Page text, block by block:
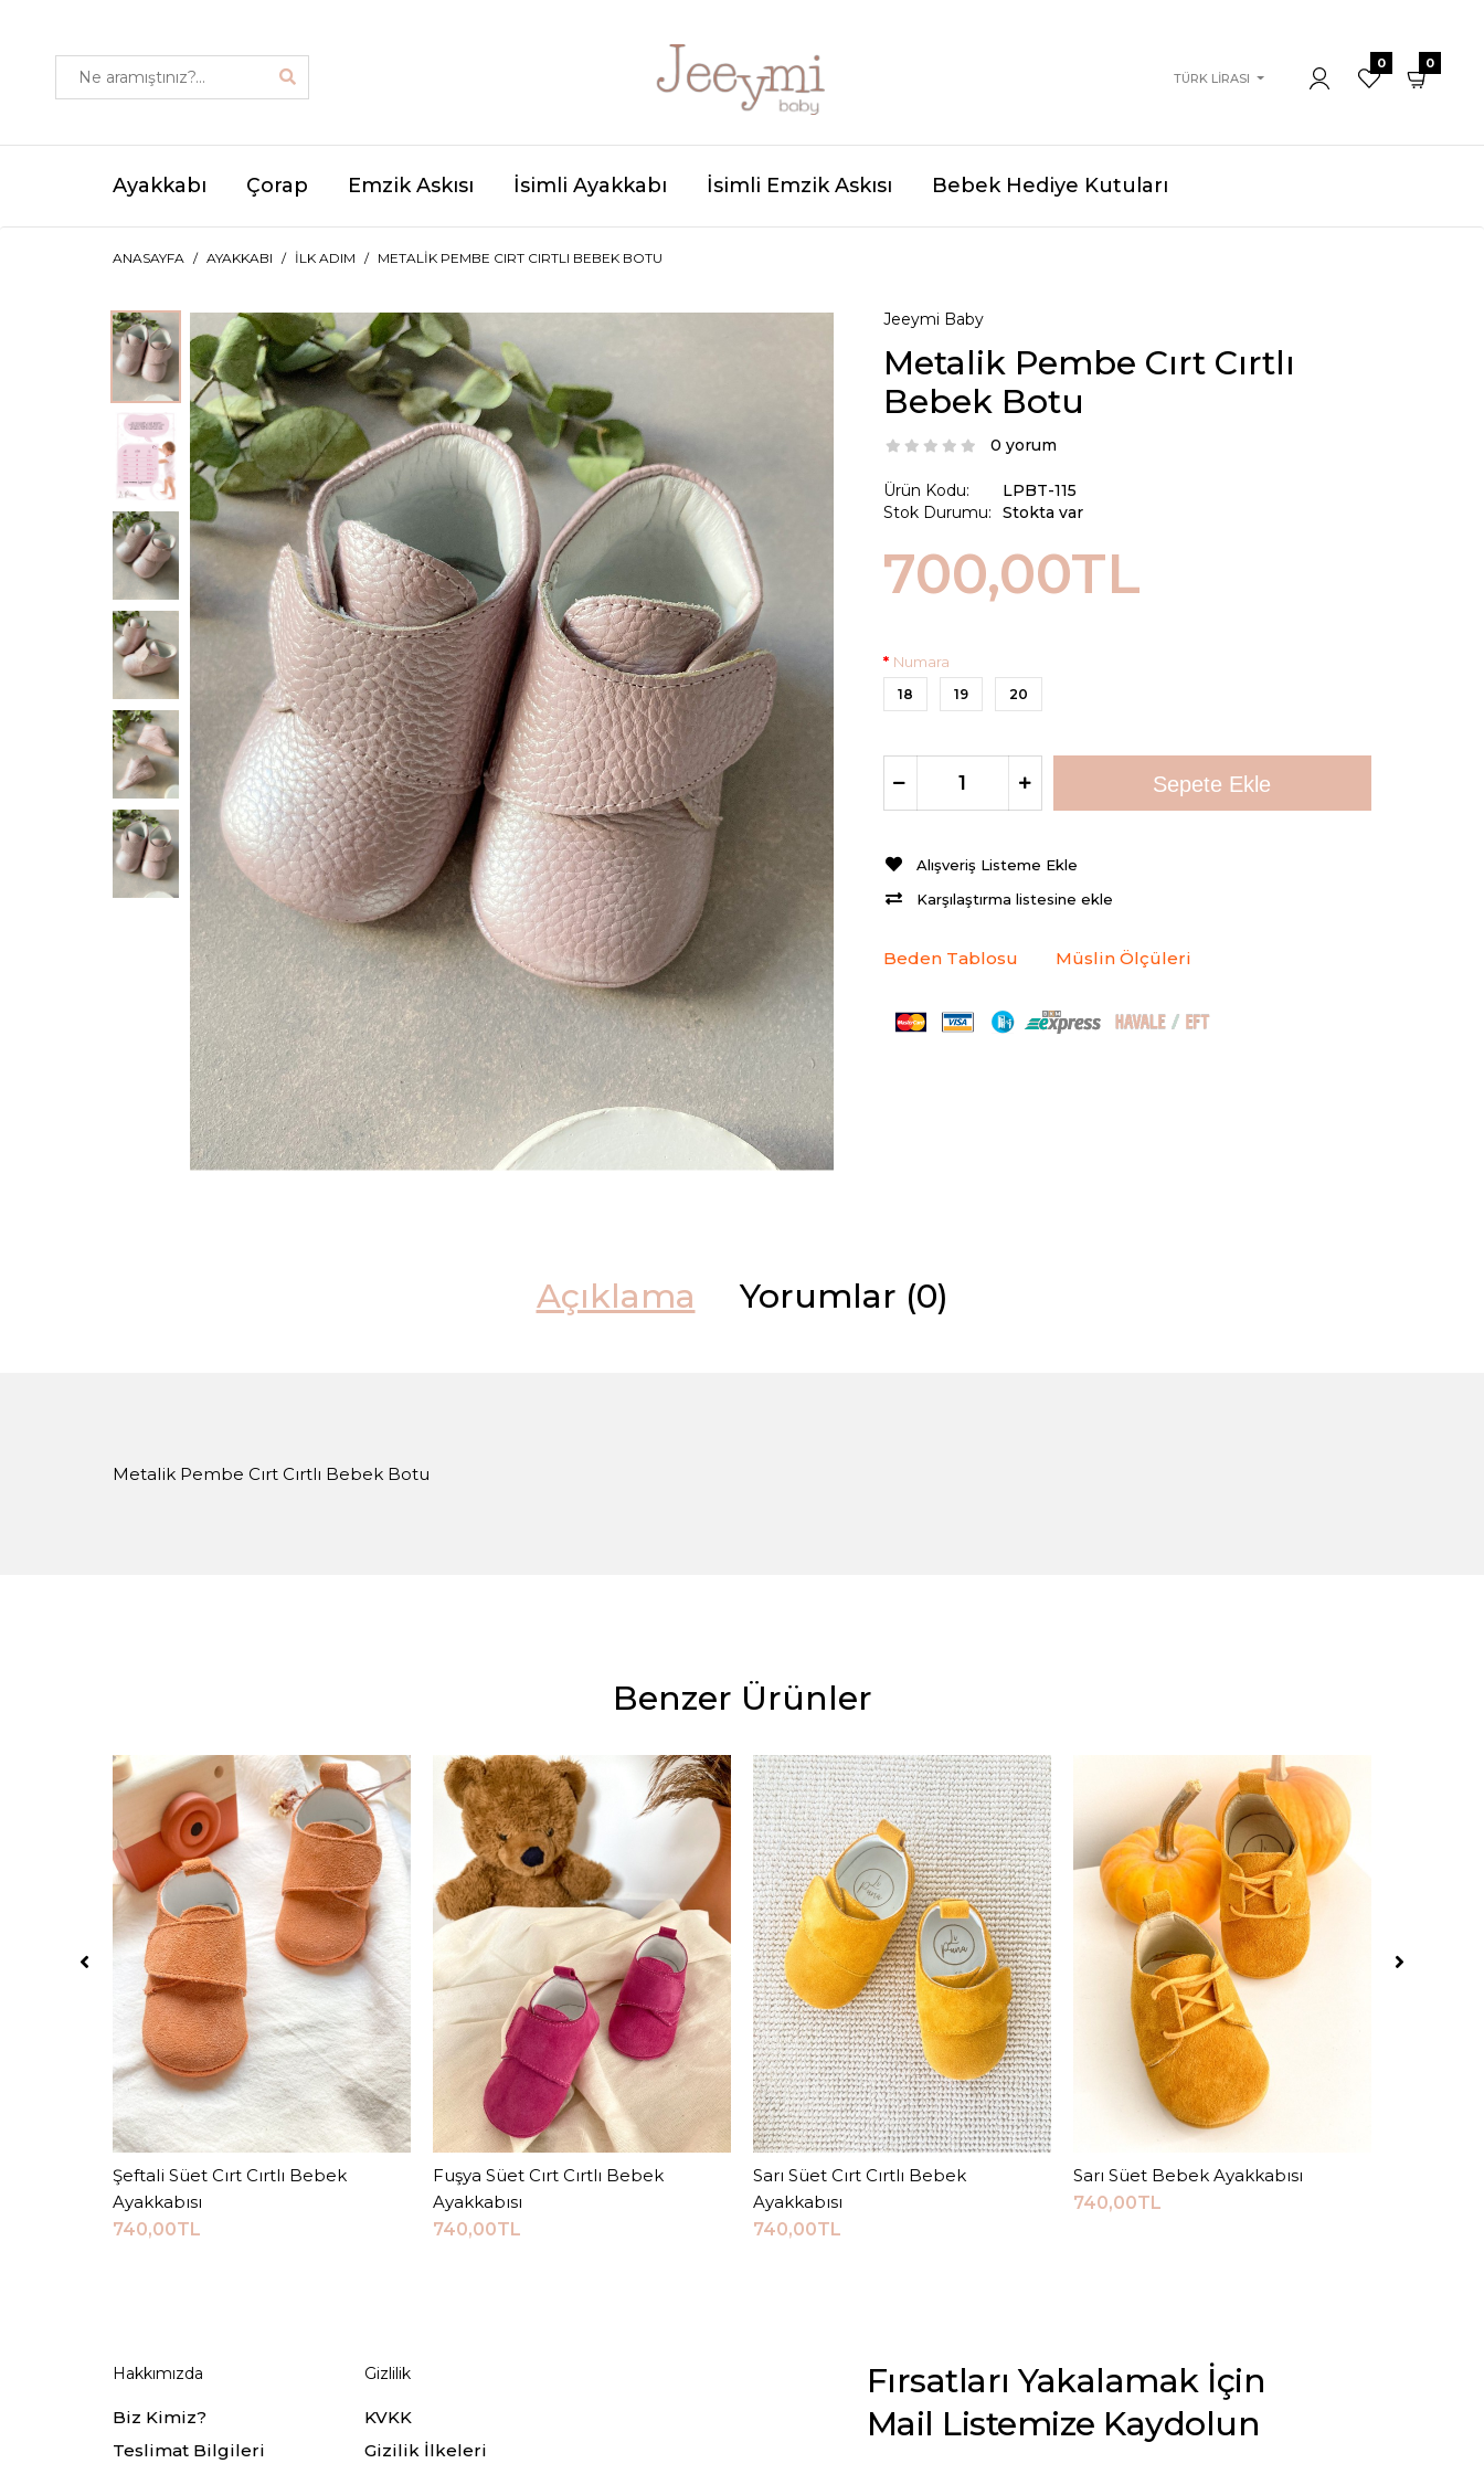
TÜRK LIRASI
0 0
Ayakkabı Çorap Emzik Askısı İsimli Ayakkabı İsimli Emzik Askısı Bebek Hediye Kutuları
ANASAYFA AYAKKABI İLK ADIM METALIK PEMBE CIRT CIRTLI BEBEK BOTU
Jeeymi Baby
Metalik Pembe Cırt Cırtlı
Bebek Botu
0 yorum
Ürün Kodu:
Stok Durumu:
LPBT-115
Stokta var
700,00TL
Numara
18 19 20
Alışveriş Listeme Ekle
Karşılaştırma listesine ekle
Beden Tablosu Müslin Ölçüleri
Açıklama Yorumlar (0)
Metalik Pembe Cırt Cırtlı Bebek Botu
Benzer Ürünler
Sepete Ekle
Şeftali Süet Cırt Cırtlı Bebek
Ayakkabısı
740,00TL
Sepete Ekle
Fuşya Süet Cırt Cırtlı Bebek
Ayakkabısı
740,00TL
Sepete Ekle
Sarı Süet Cırt Cırtlı Bebek
Ayakkabısı
740,00TL
Sepete Ekle
Sarı Süet Bebek Ayakkabısı
740,00TL
Hakkımızda
Biz Kimiz?
Teslimat Bilgileri
Gizlilik
KVKK
Gizilik İlkeleri
Fırsatları Yakalamak İçin
Mail Listemize Kaydolun